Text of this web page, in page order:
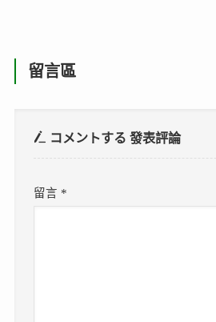
留言區
コメントする發表評論
留言 *